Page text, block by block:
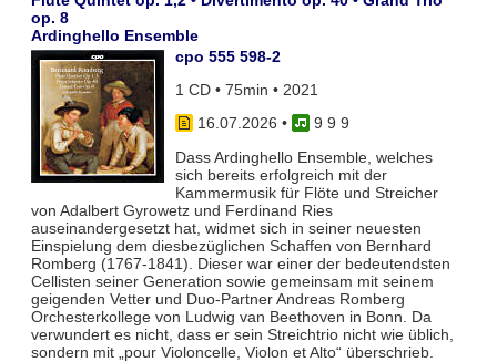
op. 8
Ardinghello Ensemble
cpo 555 598-2
1 CD • 75min • 2021
16.07.2026 •
9 9 9
Dass Ardinghello Ensemble, welches
sich bereits erfolgreich mit der
Kammermusik für Flöte und Streicher
von Adalbert Gyrowetz und Ferdinand Ries
auseinandergesetzt hat, widmet sich in seiner neuesten
Einspielung dem diesbezüglichen Schaffen von Bernhard
Romberg (1767-1841). Dieser war einer der bedeutendsten
Cellisten seiner Generation sowie gemeinsam mit seinem
geigenden Vetter und Duo-Partner Andreas Romberg
Orchesterkollege von Ludwig van Beethoven in Bonn. Da
verwundert es nicht, dass er sein Streichtrio nicht wie üblich,
sondern mit „pour Violoncelle, Violon et Alto“ überschrieb.